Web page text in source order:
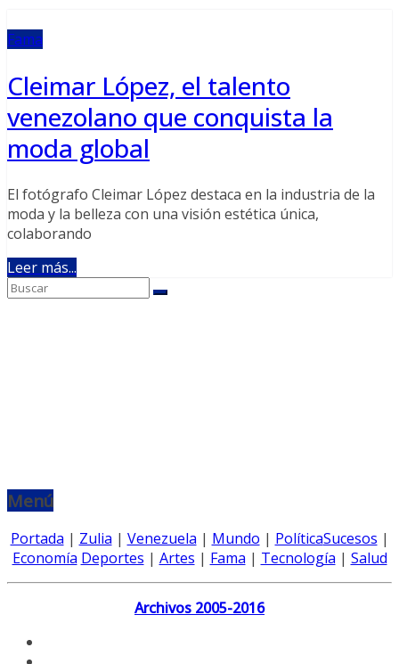
Fama
Cleimar López, el talento
venezolano que conquista la
moda global
El fotógrafo Cleimar López destaca en la industria de la
moda y la belleza con una visión estética única,
colaborando
Leer más...
Menú
Portada | Zulia | Venezuela | Mundo | PolíticaSucesos |
Economía Deportes | Artes | Fama | Tecnología | Salud
Archivos 2005-2016